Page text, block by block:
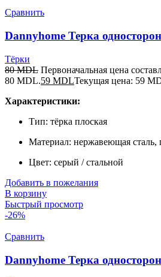
Сравнить
Dannyhome Терка
Тёрки
80MDL Первоначальная цена
80 MDL.59 MDLТекущая цена: 59
Характеристики:
Тип: тёрка плоская
Материал: нержавеющая сталь,
Цвет: серый / стальной
Добавить в пожелания
В корзину
Быстрый просмотр
-26%
Сравнить
Dannyhome Терка